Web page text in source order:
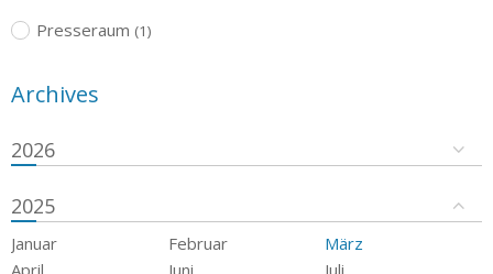
Presseraum (1)
Archives
2026
2025
Januar Februar
März